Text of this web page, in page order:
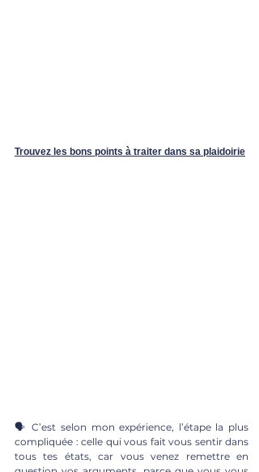
Trouvez les bons points à traiter dans sa plaidoirie
🗣 C’est selon mon expérience, l’étape la plus
compliquée : celle qui vous fait vous sentir dans
tous tes états, car vous venez remettre en